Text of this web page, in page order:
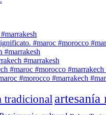
tradicional artesanía